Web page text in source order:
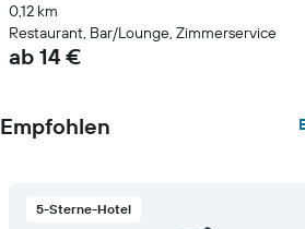
0,12 km
Restaurant, Bar/Lounge, Zimmerservice
ab 14 €
Empfohlen
5-Sterne-Hotel